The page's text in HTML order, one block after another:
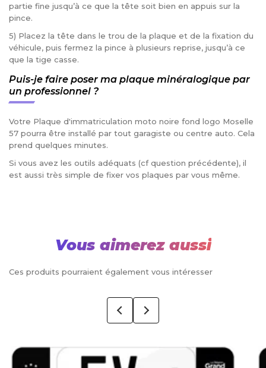
partie fine jusqu’à ce que la tête soit bien en appuis sur la
pince.
5) Placez la tête dans le trou de la plaque et de la fixation du
véhicule, puis fermez la pince à plusieurs reprise, jusqu’à ce
que la tige casse.
Puis-je faire poser ma plaque minéralogique par
un professionnel ?
Votre Plaque d'immatriculation moto noire fond logo Moselle
57 pourra être installé par tout garagiste ou centre auto. Cela
prend quelques minutes.
Si vous avez les outils adéquats (cf question précédente), il
est aussi très simple de fixer vos plaques par vous même.
Vous aimerez aussi
Ces produits pourraient également vous intéresser